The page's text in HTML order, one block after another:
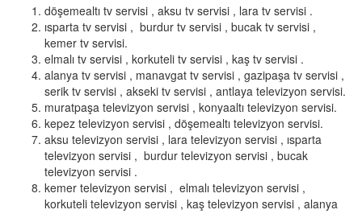
döşemealtı tv servisi , aksu tv servisi , lara tv servisi .
ısparta tv servisi , burdur tv servisi , bucak tv servisi ,
kemer tv servisi.
elmalı tv servisi , korkuteli tv servisi , kaş tv servisi .
alanya tv servisi , manavgat tv servisi , gazipaşa tv servisi ,
serik tv servisi , akseki tv servisi , antlaya televizyon servisi.
muratpaşa televizyon servisi , konyaaltı televizyon servisi.
kepez televizyon servisi , döşemealtı televizyon servisi.
aksu televizyon servisi , lara televizyon servisi , ısparta
televizyon servisi , burdur televizyon servisi , bucak
televizyon servisi .
kemer televizyon servisi , elmalı televizyon servisi ,
korkuteli televizyon servisi , kaş televizyon servisi , alanya